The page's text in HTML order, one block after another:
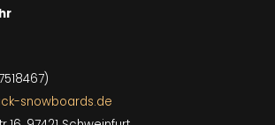
snowboards.de